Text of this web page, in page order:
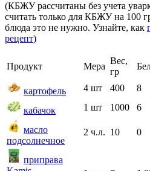
(КБЖУ рассчитаны без учета
считать только для КБЖУ на 100
блюда это не нужно. Узнайте, как
рецепт)
Продукт Мера
Вес,
гр
картофель
4 шт 400 8
кабачок 1 шт 1000 6
масло
подсолнечное
2 ч.л. 10 0
приправа